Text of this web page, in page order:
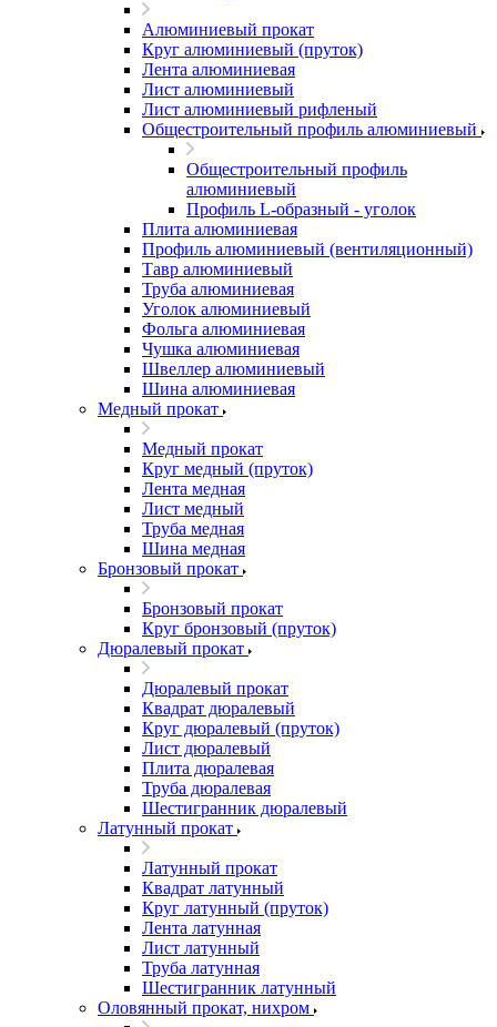
Алюминиевый прокат
Круг алюминиевый (пруток)
Лента алюминиевая
Лист алюминиевый
Лист алюминиевый рифленый
Общестроительный профиль алюминиевый
Общестроительный профиль
алюминиевый
Профиль L-образный - уголок
Плита алюминиевая
Профиль алюминиевый (вентиляционный)
Тавр алюминиевый
Труба алюминиевая
Уголок алюминиевый
Фольга алюминиевая
Чушка алюминиевая
Швеллер алюминиевый
Шина алюминиевая
Медный прокат
Медный прокат
Круг медный (пруток)
Лента медная
Лист медный
Труба медная
Шина медная
Бронзовый прокат
Бронзовый прокат
Круг бронзовый (пруток)
Дюралевый прокат
Дюралевый прокат
Квадрат дюралевый
Круг дюралевый (пруток)
Лист дюралевый
Плита дюралевая
Труба дюралевая
Шестигранник дюралевый
Латунный прокат
Латунный прокат
Квадрат латунный
Круг латунный (пруток)
Лента латунная
Лист латунный
Труба латунная
Шестигранник латунный
Оловянный прокат, нихром